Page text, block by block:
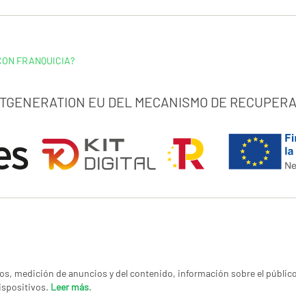
FRANQUICIA?
EU DEL MECANISMO DE
|COOKIES
medición de anuncios y del contenido, información sobre el
Leer más.